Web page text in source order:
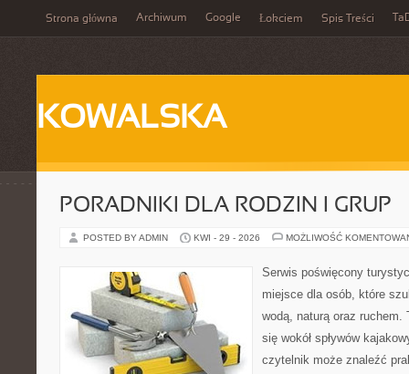
Strona główna Archiwum Google Łokciem Spis Treści
KOWALSKA
PORADNIKI DLA RODZIN I GRUP
POSTED BY ADMIN KWI - 29 - 2026 MOŻLIWOŚĆ
Serwis poświęcony
miejsce dla osób, które
wodą, naturą oraz ruchem.
się wokół spływów
czytelnik może znaleźć